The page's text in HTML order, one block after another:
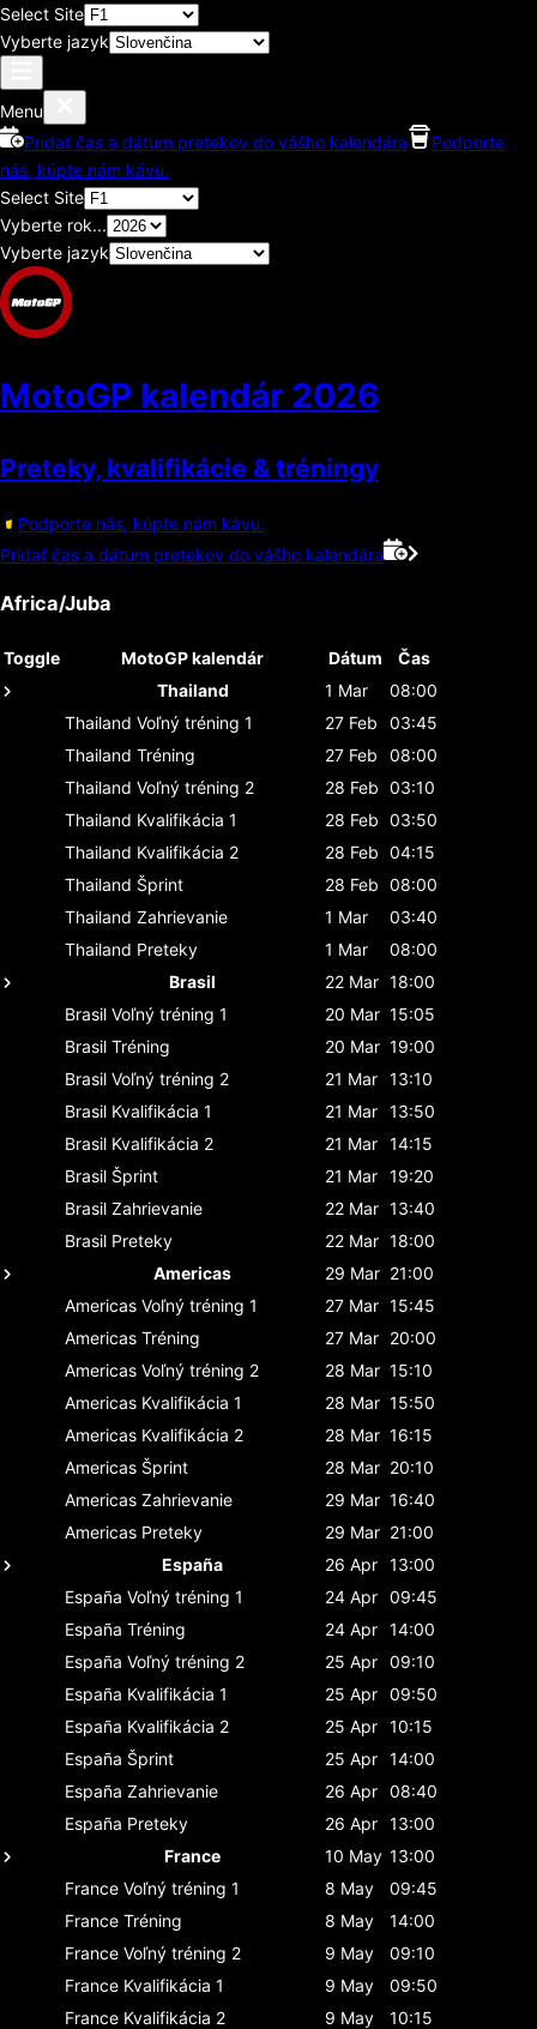
Select Site
Vyberte jazyk
Menu
Pridať čas a dátum pretekov do vášho kalendára
Podporte
nás, kúpte nám kávu.
Select Site
Vyberte rok...
Vyberte jazyk
MotoGP kalendár 2026
Preteky, kvalifikácie & tréningy
Podporte nás, kúpte nám kávu.
Pridať čas a dátum pretekov do vášho kalendára
Africa/Juba
Toggle MotoGP kalendár Dátum
Čas
Thailand
1 Mar
08:00
Thailand Voľný tréning 1 27 Feb
03:45
Thailand Tréning 27 Feb
08:00
Thailand Voľný tréning 2 28 Feb 03:10
Thailand Kvalifikácia 1 28 Feb 03:50
Thailand Kvalifikácia 2 28 Feb 04:15
Thailand Šprint 28 Feb 08:00
Thailand Zahrievanie 1 Mar
03:40
Thailand Preteky 1 Mar
08:00
Brasil
22 Mar 18:00
Brasil Voľný tréning 1 20 Mar 15:05
Brasil Tréning 20 Mar 19:00
Brasil Voľný tréning 2 21 Mar 13:10
Brasil Kvalifikácia 1 21 Mar 13:50
Brasil Kvalifikácia 2 21 Mar 14:15
Brasil Šprint 21 Mar 19:20
Brasil Zahrievanie 22 Mar 13:40
Brasil Preteky 22 Mar 18:00
Americas
29 Mar 21:00
Americas Voľný tréning 1 27 Mar 15:45
Americas Tréning 27 Mar 20:00
Americas Voľný tréning 2 28 Mar 15:10
Americas Kvalifikácia 1 28 Mar 15:50
Americas Kvalifikácia 2 28 Mar 16:15
Americas Šprint 28 Mar 20:10
Americas Zahrievanie 29 Mar 16:40
Americas Preteky 29 Mar 21:00
España
26 Apr 13:00
España Voľný tréning 1 24 Apr 09:45
España Tréning 24 Apr 14:00
España Voľný tréning 2 25 Apr 09:10
España Kvalifikácia 1 25 Apr 09:50
España Kvalifikácia 2 25 Apr 10:15
España Šprint 25 Apr 14:00
España Zahrievanie 26 Apr 08:40
España Preteky 26 Apr 13:00
France
10 May 13:00
France Voľný tréning 1 8 May
09:45
France Tréning 8 May
14:00
France Voľný tréning 2 9 May
09:10
France Kvalifikácia 1 9 May
09:50
France Kvalifikácia 2 9 May
10:15